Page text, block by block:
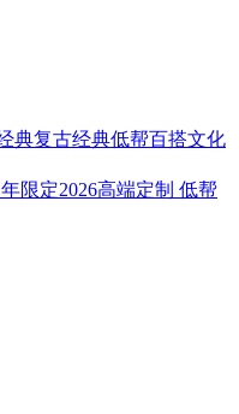
典复古经典低帮百搭文化
限定2026高端定制 低帮